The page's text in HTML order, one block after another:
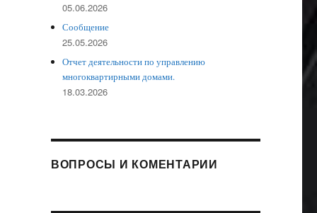
05.06.2026
Сообщение
25.05.2026
Отчет деятельности по управлению
многоквартирными домами.
18.03.2026
ВОПРОСЫ И КОМЕНТАРИИ